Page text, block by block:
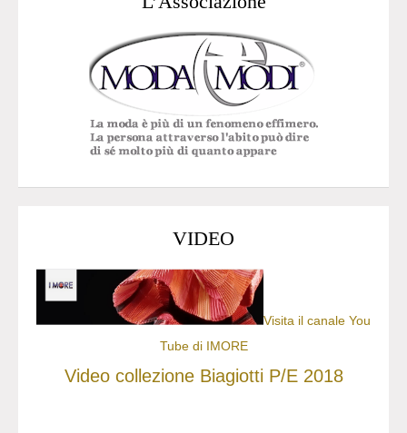
VIDEO
Visita il canale You
Tube di IMORE
Video collezione Biagiotti P/E 2018